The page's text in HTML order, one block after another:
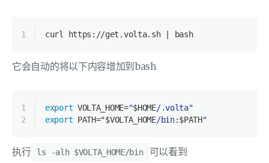
1 curl https://get.volta.sh | bash
它会自动的将以下内容增加到bash
1
2
export VOLTA_HOME="$HOME/.volta"
export PATH="$VOLTA_HOME/bin:$PATH"
执行 ls -alh $VOLTA_HOME/bin
可以看到